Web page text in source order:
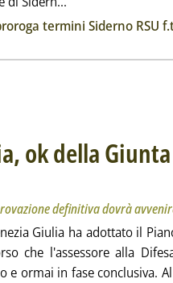
termini Siderno RSU
ok della
definitiva dovrà
Giulia ha adottato il
che l'assessore alla
e ormai in fase conclusiva.